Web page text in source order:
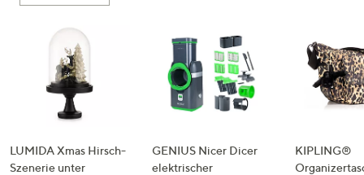
LUMIDA Xmas Hirsch-
Szenerie unter
GENIUS Nicer Dicer
elektrischer
KIPLING®